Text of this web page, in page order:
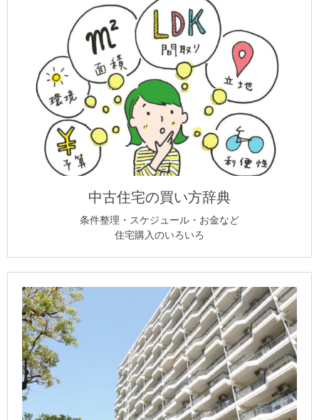
中古住宅の買い方辞典
条件整理・スケジュール・お金など
住宅購入のいろいろ